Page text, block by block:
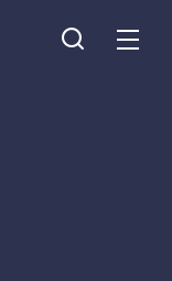
Je
Menu